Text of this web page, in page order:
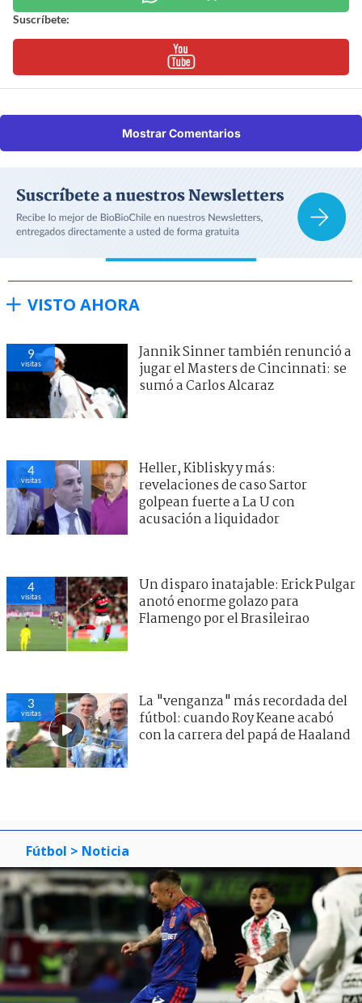
Suscríbete:
Mostrar Comentarios
VISTO AHORA
9
visitas
Jannik Sinner también renunció a
jugar el Masters de Cincinnati: se
sumó a Carlos Alcaraz
4
visitas
Heller, Kiblisky y más:
revelaciones de caso Sartor
golpean fuerte a La U con
acusación a liquidador
4
visitas
Un disparo inatajable: Erick Pulgar
anotó enorme golazo para
Flamengo por el Brasileirao
3
visitas
La "venganza" más recordada del
fútbol: cuando Roy Keane acabó
con la carrera del papá de Haaland
Fútbol > Noticia